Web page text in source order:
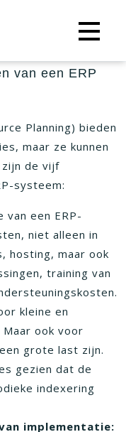
van een ERP
Planning) bieden
maar ze kunnen
zijn de vijf
systeem:
van een ERP-
niet alleen in
hosting, maar ook
training van
kleine en
ook voor
grote last zijn.
gezien dat de
indexering
implementatie: